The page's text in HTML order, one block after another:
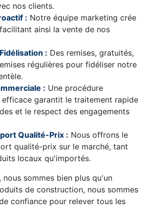
nos clients.
: Notre équipe marketing crée
ainsi la vente de nos
: Des remises, gratuités,
régulières pour fidéliser notre
: Une procédure
efficace garantit le traitement rapide
et le respect des engagements
Qualité-Prix : Nous offrons le
qualité-prix sur le marché, tant
locaux qu'importés.
nous sommes bien plus qu'un
de construction, nous sommes
confiance pour relever tous les